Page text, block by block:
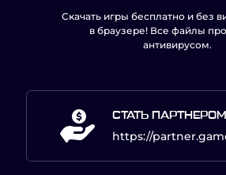
Скачать игры бесплатно и без
в браузере! Все файлы
антивирусом.
СТАТЬ
https://